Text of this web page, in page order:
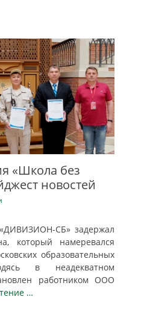
«Школа без
новостей
СБ» задержал
который намеревался
образовательных
в неадекватном
работником ООО
…